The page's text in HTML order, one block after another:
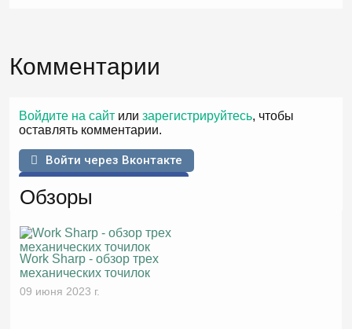
Комментарии
Войдите на сайт или зарегистрируйтесь, чтобы
оставлять комментарии.
Войти через Вконтакте
Обзоры
Work Sharp - обзор трех
механических точилок
09 июня 2023 г.